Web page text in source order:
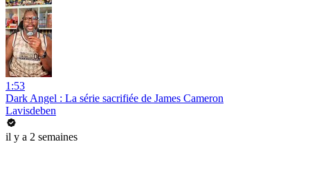
1:53
Dark Angel : La série sacrifiée de James Cameron
Lavisdeben
il y a 2 semaines